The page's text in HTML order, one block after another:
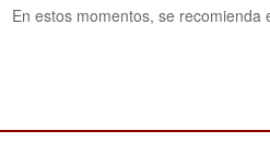
En estos momentos, se